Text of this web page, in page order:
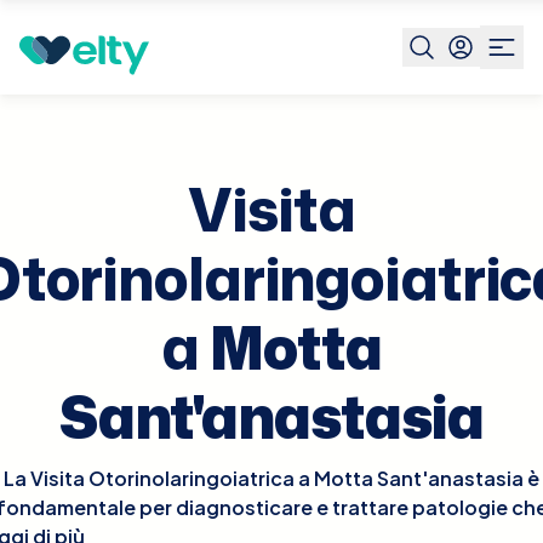
Prenota visita Visita Otorinolaringoiatrica Motta
Visita
a Motta
Sant'anastasia
La Visita Otorinolaringoiatrica a Motta Sant'anastasia è
per diagnosticare e trattare patologie
riguardano orecchie, naso e gola. Durante la visita,
di più